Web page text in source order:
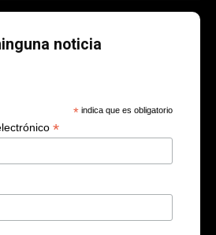
noticia
* indica que es obligatorio
*